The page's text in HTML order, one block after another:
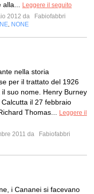
alla...
Leggere il seguito
2012 da
Fabiofabbri
NONE
nella storia
per il trattato del 1926
suo nome. Henry Burney
il 27 febbraio
Thomas...
Leggere il
2011 da
Fabiofabbri
i Cananei si facevano